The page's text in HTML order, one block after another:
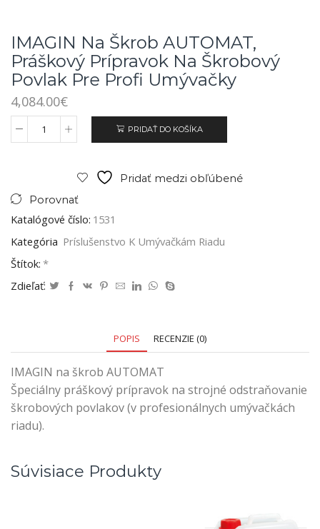
IMAGIN Na Škrob AUTOMAT,
Práškový Prípravok Na Škrobový
Povlak Pre Profi Umývačky
4,084.00€
PRIDAŤ DO KOŠÍKA
Pridať medzi obľúbené
Porovnať
Katalógové číslo: 1531
Kategória Príslušenstvo K Umývačkám Riadu
Štítok: *
Zdieľať:
POPIS RECENZIE (0)
IMAGIN na škrob AUTOMAT
Špeciálny práškový prípravok na strojné odstraňovanie
škrobových povlakov (v profesionálnych umývačkách
riadu).
Súvisiace Produkty